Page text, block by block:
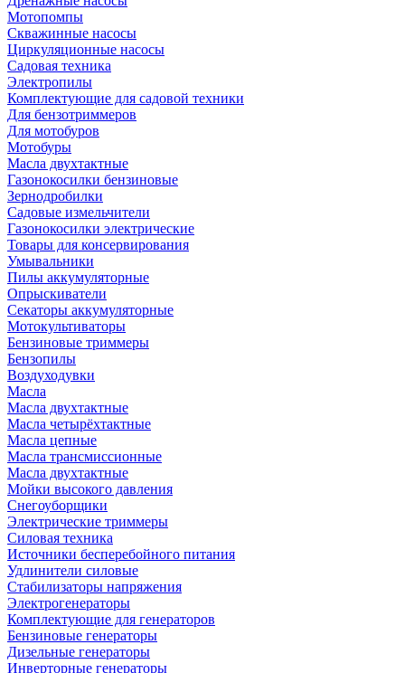
Мотопомпы
Скважинные насосы
Циркуляционные насосы
Садовая техника
Электропилы
Комплектующие для садовой техники
Для бензотриммеров
Для мотобуров
Мотобуры
Масла двухтактные
Газонокосилки бензиновые
Зернодробилки
Садовые измельчители
Газонокосилки электрические
Товары для консервирования
Умывальники
Пилы аккумуляторные
Опрыскиватели
Секаторы аккумуляторные
Мотокультиваторы
Бензиновые триммеры
Бензопилы
Воздуходувки
Масла
Масла двухтактные
Масла четырёхтактные
Масла цепные
Масла трансмиссионные
Масла двухтактные
Мойки высокого давления
Снегоуборщики
Электрические триммеры
Силовая техника
Источники бесперебойного питания
Удлинители силовые
Стабилизаторы напряжения
Электрогенераторы
Комплектующие для генераторов
Бензиновые генераторы
Дизельные генераторы
Инверторные генераторы